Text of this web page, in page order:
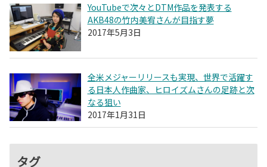
YouTubeで次々とDTM作品を発表する
AKB48の竹内美宥さんが目指す夢
2017年5月3日
全米メジャーリリースも実現、世界で活躍す
る日本人作曲家、ヒロイズムさんの足跡と次
なる狙い
2017年1月31日
タグ